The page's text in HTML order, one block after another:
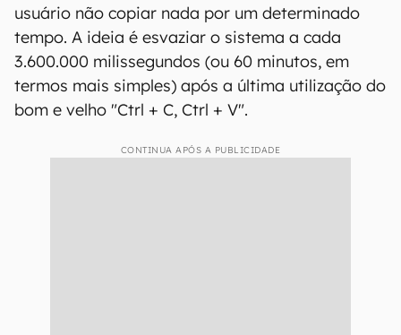
usuário não copiar nada por um determinado
tempo. A ideia é esvaziar o sistema a cada
3.600.000 milissegundos (ou 60 minutos, em
termos mais simples) após a última utilização do
bom e velho "Ctrl + C, Ctrl + V".
CONTINUA APÓS A PUBLICIDADE